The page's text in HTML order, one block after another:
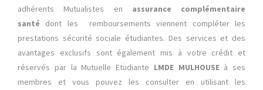
adhérents Mutualistes en assurance complémentaire
santé dont les remboursements viennent compléter les
prestations sécurité sociale étudiantes. Des services et des
avantages exclusifs sont également mis à votre crédit et
réservés par la Mutuelle Etudiante LMDE MULHOUSE à ses
membres et vous pouvez les consulter en utilisant les